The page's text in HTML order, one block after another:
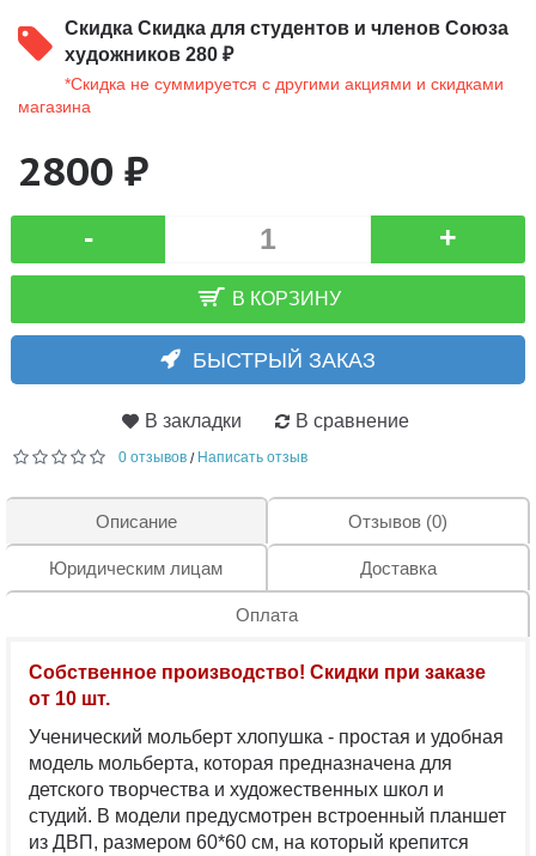
Скидка Скидка для студентов и членов Союза
художников 280 ₽
*Скидка не суммируется с другими акциями и скидками
магазина
2800 ₽
- +
В КОРЗИНУ
БЫСТРЫЙ ЗАКАЗ
В закладки В сравнение
0 отзывов / Написать отзыв
Описание Отзывов (0)
Юридическим лицам Доставка
Оплата
Собственное производство! Скидки при заказе
от 10 шт.
Ученический мольберт хлопушка - простая и удобная
модель мольберта, которая предназначена для
детского творчества и художественных школ и
студий. В модели предусмотрен встроенный планшет
из ДВП, размером 60*60 см, на который крепится